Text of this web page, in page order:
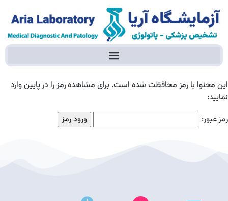
این محتوا با رمز محافظت شده است. برای مشاهده رمز را در پایین وارد
نمایید:
رمز عبور: